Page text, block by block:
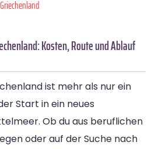
Kosten, Route und Ablauf
ist mehr als nur ein
Start in ein neues
Ob du aus beruflichen
oder auf der Suche nach